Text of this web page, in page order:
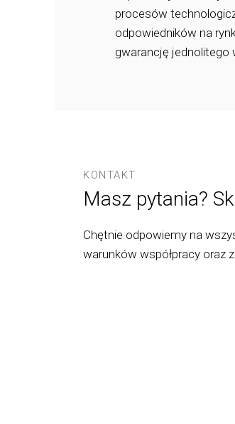
procesów
odpowiedników na
gwarancję jednolitego
KONTAKT
Masz pytania?
Chętnie odpowiemy na
warunków współpracy oraz